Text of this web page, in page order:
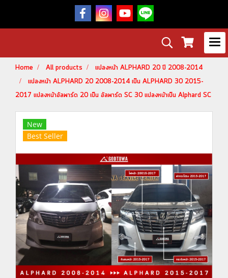
Home All products
แปลงหน้า ALPHARD 20 ปี 2008-2014
แปลงหน้า ALPHARD 20 2008-2014 เป็น ALPHARD 30 2015-
2017 แปลงหน้าอัลพาร์ด 20 เป็น อัลพาร์ด SC 30 แปลงหน้าเป็น Alphard SC
New
Best Seller